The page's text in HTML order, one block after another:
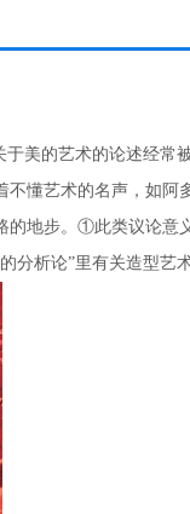
美的艺术的论述经
懂艺术的名声，如
地步。①此类议论
分析论”里有关造型